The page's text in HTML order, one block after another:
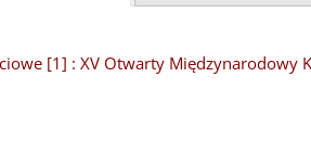
[1] : XV Otwarty Międzynarodowy